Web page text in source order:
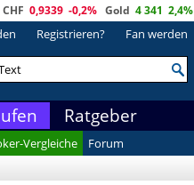
CHF 0,9339 -0,2% Gold 4 341 2,4%
Registrieren? Fan werden
Ratgeber
Vergleiche
Forum